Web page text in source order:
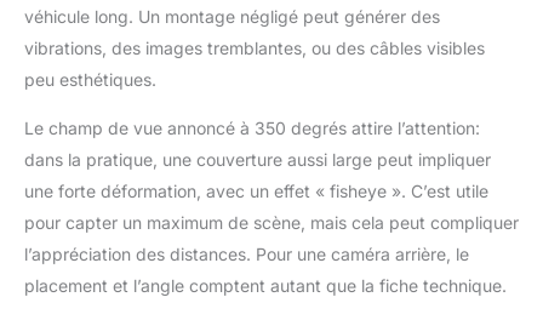
】 L'écran entier de
l'appareil CARPURDIE,
y compris le noir
l'écran intérieur est de
9,3 pouces). Le
moniteur capacitif HD
tactile antireflet dispose
1600x600 pour une
visualisation intuitive et
véhicule long. Un montage négligé peut générer des
vibrations, des images tremblantes, ou des câbles visibles
peu esthétiques.
Le champ de vue annoncé à 350 degrés attire l’attention:
dans la pratique, une couverture aussi large peut impliquer
une forte déformation, avec un effet « fisheye ». C’est utile
pour capter un maximum de scène, mais cela peut compliquer
l’appréciation des distances. Pour une caméra arrière, le
placement et l’angle comptent autant que la fiche technique.